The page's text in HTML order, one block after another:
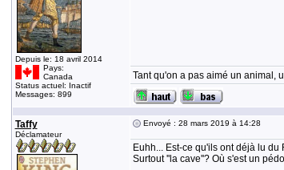
Depuis le: 18 avril 2014
Pays:
Canada
Status actuel: Inactif
Messages: 899
Tant qu'on a pas aimé un animal,
Taffy
Déclamateur
Envoyé : 28 mars 2019 à 14:28
Euhh... Est-ce qu'ils ont déjà lu
Surtout ''la cave''? Où s'est un